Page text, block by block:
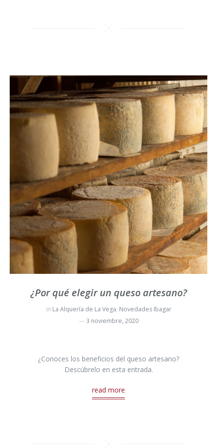
¿Por qué elegir un queso artesano?
in La Alquería de La Vega, Novedades Ibagar
3 noviembre, 2020
¿Conoces los beneficios del queso artesano?
Descúbrelo en esta entrada.
read more